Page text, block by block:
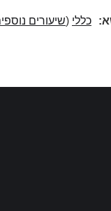
כללי(שיעורים נוספים)